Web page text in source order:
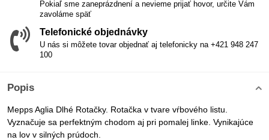
Pokiaľ sme zaneprázdnení a nevieme prijať hovor, určite Vám
zavoláme späť
Telefonické objednávky
U nás si môžete tovar objednať aj telefonicky na +421 948 247
100
Popis
Mepps Aglia Dlhé Rotačky. Rotačka v tvare vŕbového listu.
Vyznačuje sa perfektným chodom aj pri pomalej linke. Vynikajúce
na lov v silných prúdoch.